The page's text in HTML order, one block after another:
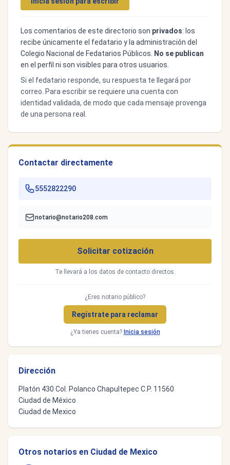
Los comentarios de este directorio son privados: los
recibe únicamente el fedatario y la administración del
Colegio Nacional de Fedatarios Públicos.
No se publican
en el perfil ni son visibles para otros usuarios.
Si el fedatario responde, su respuesta te llegará por
correo. Para escribir se requiere una cuenta con
identidad validada, de modo que cada mensaje provenga
de una persona real.
Contactar directamente
5552822290
notario@notario208.com
Solicitar cotización
Te llevará a los datos de contacto directos.
¿Eres notario público?
Regístrate para reclamar
¿Ya tienes cuenta? Inicia sesión
Dirección
Platón 430 Col. Polanco Chapultepec C.P. 11560
Ciudad de México
Ciudad de Mexico
Otros notarios en Ciudad de Mexico